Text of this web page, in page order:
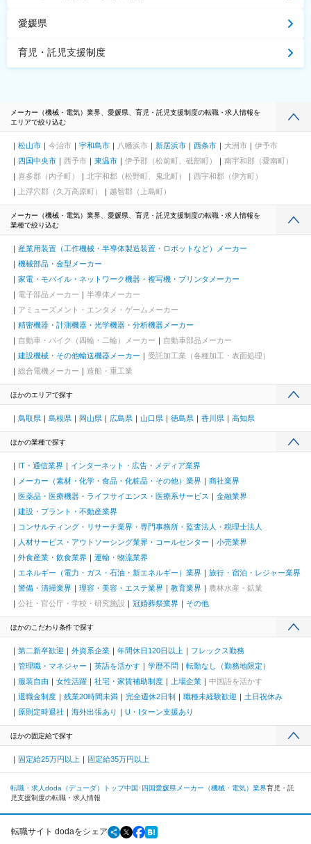
愛媛県
育児・託児支援制度
メーカー（機械・電気）業界、愛媛県、育児・託児支援制度の転職・求人情報を
エリアで絞り込む
松山市 今治市 宇和島市 八幡浜市 新居浜市 西条市 大洲市
伊予市
四国中央市
西予市 東温市 伊予郡（松前町、砥部町）
南宇和郡（愛南町）
喜多郡（内子町）
北宇和郡（松野町、鬼北町）
西宇和郡（伊方町）
上浮穴郡（久万高原町）
越智郡（上島町）
メーカー（機械・電気）業界、愛媛県、育児・託児支援制度の転職・求人情報を
業種で絞り込む
産業用装置（工作機械・半導体製造装置・ロボットなど）メーカー
機械部品・金型メーカー
家電・モバイル・ネットワーク機器・複写機・プリンタメーカー
電子部品メーカー
半導体メーカー
アミューズメント・エンタメ・ゲームメーカー
精密機器・計測機器・光学機器・分析機器メーカー
自動車・バイク（四輪・二輪）メーカー
自動車部品メーカー
建設機械・その他輸送機器メーカー
受託加工業（各種加工・表面処理）
総合電機メーカー
造船・重工業
ほかのエリアで探す
鳥取県 島根県 岡山県 広島県 山口県 徳島県 香川県 高知県
ほかの業種で探す
IT・通信業界
インターネット・広告・メディア業界
メーカー（素材・化学・食品・化粧品・その他）業界
商社業界
医薬品・医療機器・ライフサイエンス・医療系サービス
金融業界
建設・プラント・不動産業界
コンサルティング・リサーチ業界・専門事務所・監査法人・税理士法人
人材サービス・アウトソーシング業界・コールセンター
小売業界
外食産業・飲食業界
運輸・物流業界
エネルギー（電力・ガス・石油・新エネルギー）業界
旅行・宿泊・レジャー業界
警備・清掃業界
理容・美容・エステ業界 教育業界
農林水産・鉱業
公社・官公庁・学校・研究施設
冠婚葬祭業界 その他
ほかのこだわり条件で探す
第二新卒歓迎 外資系企業 年間休日120日以上
フレックス勤務
管理職・マネジャー
英語を活かす 学歴不問
転勤なし（勤務地限定）
服装自由
女性活躍 社宅・家賃補助制度 上場企業
中国語を活かす
退職金制度
残業20時間未満 完全週休2日制 職種未経験歓迎
土日祝休み
原則定時退社
海外出張あり U・Iターン支援あり
ほかの固定給で探す
固定給25万円以上 固定給35万円以上
転職・求人doda（デューダ）トップ中国･四国愛媛県 メーカー（機械・電気）業界育児・託
児支援制度の転職・求人情報
転職サイト dodaをシェア